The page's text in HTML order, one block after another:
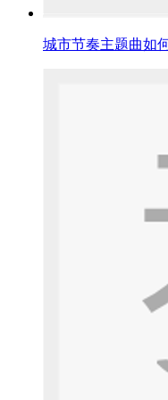
城市节奏主题曲如